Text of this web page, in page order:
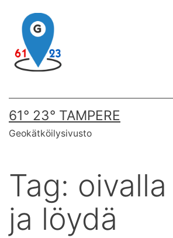
content
61° 23° TAMPERE
Geokätköilysivusto
Tag:
ja löydä